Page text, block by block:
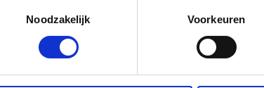
Noodzakelijk
Voorkeuren